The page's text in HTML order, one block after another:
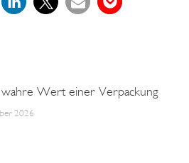
Wert einer Verpackung
2026